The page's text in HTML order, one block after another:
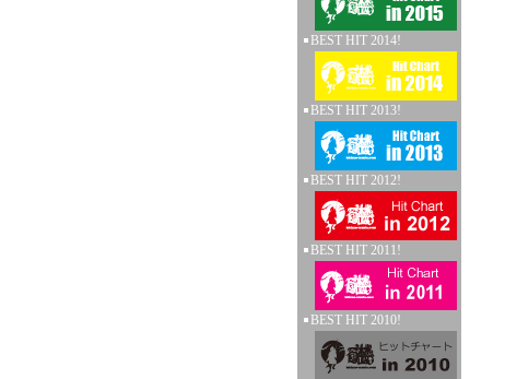
BEST HIT 2014!
BEST HIT 2013!
BEST HIT 2012!
BEST HIT 2011!
BEST HIT 2010!